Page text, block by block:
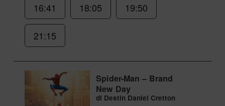
16:41 18:05 19:50
21:15
Spider-Man – Brand
New Day
di Destin Daniel Cretton